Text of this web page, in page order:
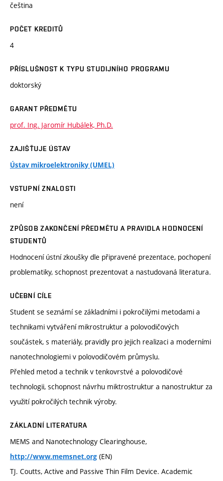
čeština
POČET KREDITŮ
4
PŘÍSLUŠNOST K TYPU STUDIJNÍHO PROGRAMU
doktorský
GARANT PŘEDMĚTU
prof. Ing. Jaromír Hubálek, Ph.D.
ZAJIŠŤUJE ÚSTAV
Ústav mikroelektroniky (UMEL)
VSTUPNÍ ZNALOSTI
není
ZPŮSOB ZAKONČENÍ PŘEDMĚTU A PRAVIDLA HODNOCENÍ
STUDENTŮ
Hodnocení ústní zkoušky dle připravené prezentace, pochopení
problematiky, schopnost prezentovat a nastudovaná literatura.
UČEBNÍ CÍLE
Student se seznámí se základními i pokročilými metodami a
technikami vytváření mikrostruktur a polovodičových
součástek, s materiály, pravidly pro jejich realizaci a moderními
nanotechnologiemi v polovodičovém průmyslu.
Přehled metod a technik v tenkovrstvé a polovodičové
technologii, schopnost návrhu miktrostruktur a nanostruktur za
využití pokročilých technik výroby.
ZÁKLADNÍ LITERATURA
MEMS and Nanotechnology Clearinghouse,
http://www.memsnet.org (EN)
TJ. Coutts, Active and Passive Thin Film Device. Academic